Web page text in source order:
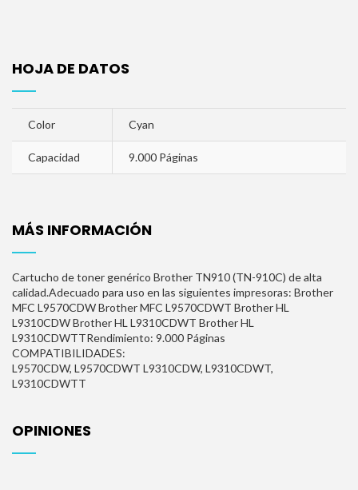
HOJA DE DATOS
Color Cyan
Capacidad 9.000 Páginas
MÁS INFORMACIÓN
Cartucho de toner genérico Brother TN910 (TN-910C) de alta
calidad.Adecuado para uso en las siguientes impresoras: Brother
MFC L9570CDW Brother MFC L9570CDWT Brother HL
L9310CDW Brother HL L9310CDWT Brother HL
L9310CDWTTRendimiento: 9.000 Páginas
COMPATIBILIDADES:
L9570CDW, L9570CDWT L9310CDW, L9310CDWT,
L9310CDWTT
OPINIONES